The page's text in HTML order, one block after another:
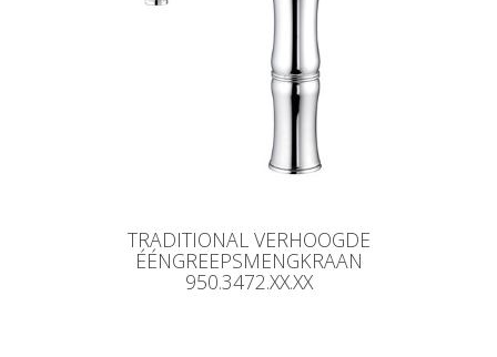
TRADITIONAL VERHOOGDE
ÉÉNGREEPSMENGKRAAN
950.3472.XX.XX